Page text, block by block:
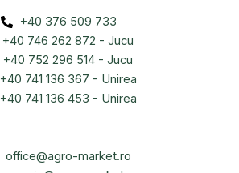
+40 376 509 733
+40 746 262 872 - Jucu
+40 752 296 514 - Jucu
+40 741 136 367 - Unirea
+40 741 136 453 - Unirea
office@agro-market.ro